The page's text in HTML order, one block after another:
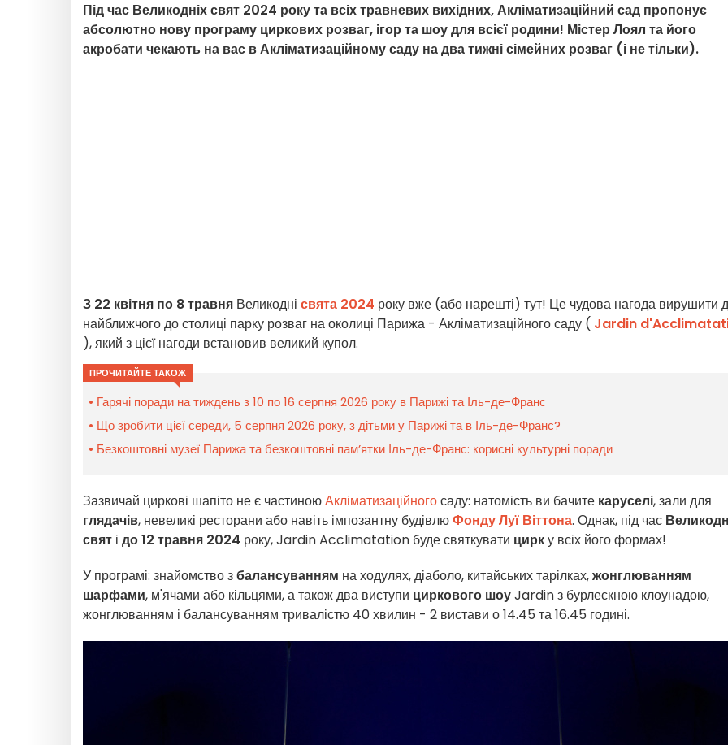
Під час Великодніх свят 2024 року та всіх травневих вихідних, Акліматизаційний сад пропонує
абсолютно нову програму циркових розваг, ігор та шоу для всієї родини! Містер Лоял та його
акробати чекають на вас в Акліматизаційному саду на два тижні сімейних розваг (і не тільки).
З 22 квітня по 8 травня Великодні свята 2024 року вже (або нарешті) тут! Це чудова нагода вирушити
найближчого до столиці парку розваг на околиці Парижа - Акліматизаційного саду ( Jardin
), який з цієї нагоди встановив великий купол.
ПРОЧИТАЙТЕ ТАКОЖ
Гарячі поради на тиждень з 10 по 16 серпня 2026 року в Парижі та Іль-де-Франс
Що зробити цієї середи, 5 серпня 2026 року, з дітьми у Парижі та в Іль-де-Франс?
Безкоштовні музеї Парижа та безкоштовні пам’ятки Іль-де-Франс: корисні культурні поради
Зазвичай циркові шапіто не є частиноюАкліматизаційногосаду: натомість ви бачите каруселі, зали для
глядачів, невеликі ресторани або навіть імпозантну будівлюФонду Луї Віттона. Однак, під час
свят і до 12 травня 2024 року, Jardin Acclimatation буде святкувати цирку всіх його формах!
У програмі: знайомство збалансуванням на ходулях, діаболо, китайських тарілках,жонглюванням
шарфами, м'ячами або кільцями, а також два виступи циркового шоуJardin з бурлескною клоунадою,
жонглюванням і балансуванням тривалістю 40 хвилин - 2 вистави о 14.45 та 16.45 годині.